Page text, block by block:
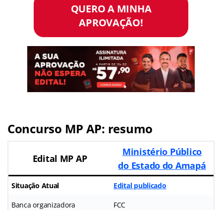
QUERO A MINHA
APROVAÇÃO!
Concurso MP AP: resumo
Edital MP AP
Ministério Público
do Estado do Amapá
Situação Atual Edital publicado
Banca organizadora FCC